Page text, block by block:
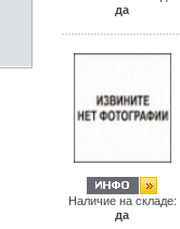
да
Наличие на складе:
да